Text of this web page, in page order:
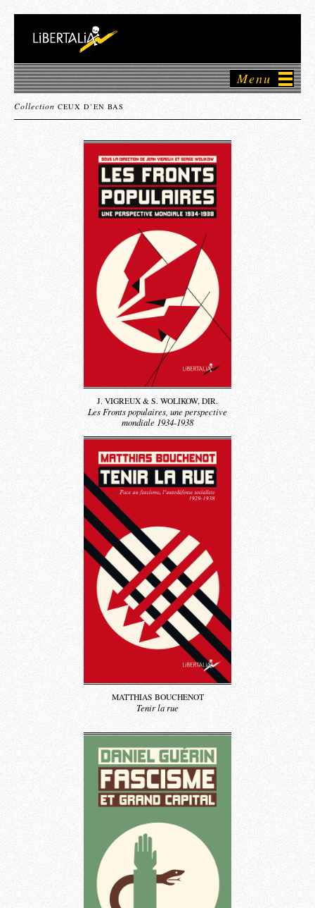
Menu
Collection CEUX D’EN BAS
J. VIGREUX & S. WOLIKOW, DIR.
Les Fronts populaires, une perspective
mondiale 1934-1938
MATTHIAS BOUCHENOT
Tenir la rue